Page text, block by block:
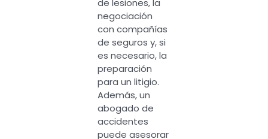
negociación
con compañías
de seguros y, si
es necesario, la
preparación
para un litigio.
Además, un
abogado de
accidentes
puede asesorar